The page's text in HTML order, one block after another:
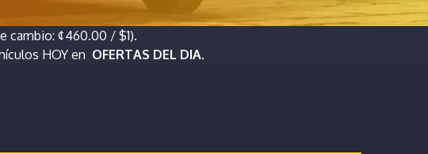
cambio: ¢460.00 / $1).
HOY en OFERTAS DEL DIA.